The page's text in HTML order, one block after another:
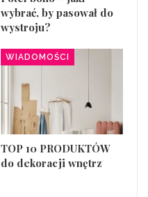
wybrać, by pasował do
wystroju?
WIADOMOŚCI
TOP 10 PRODUKTÓW
do dekoracji wnętrz